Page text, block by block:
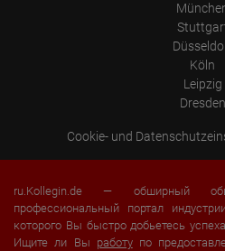
Köln
Leipzig
Dresden
Cookie- und
ru.Kollegin.de — обширный
профессиональный портал
которого Вы быстро добьетесь
Ищите ли Вы работупо